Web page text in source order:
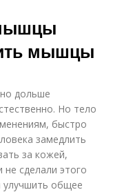
мышцы
дольше
Но тело
быстро
замедлить
за кожей,
сделали этого
улучшить общее